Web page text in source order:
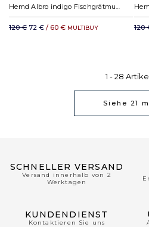
120 € 72 € / 60 € MULTIBUY 120
1 -28
Siehe 21
SCHNELLER VERSAND
Versand innerhalb von 2
Werktagen
KUNDENDIENST
Kontaktieren Sie uns